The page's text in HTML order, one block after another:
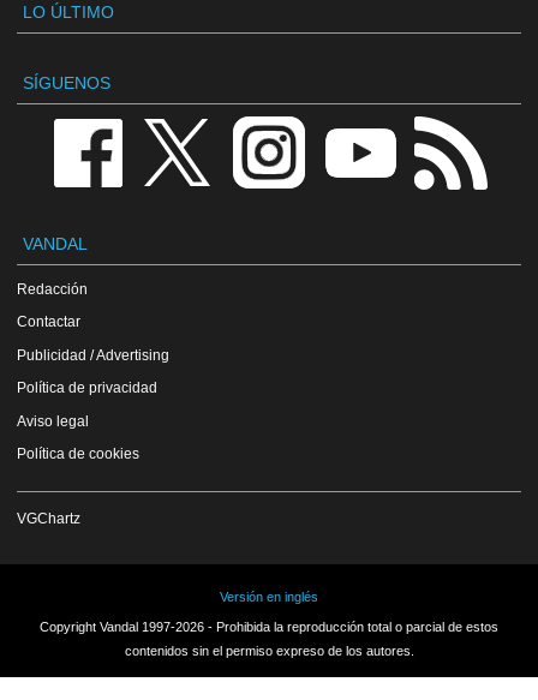
LO ÚLTIMO
SÍGUENOS
VANDAL
Redacción
Contactar
Publicidad / Advertising
Política de privacidad
Aviso legal
Política de cookies
VGChartz
Versión en inglés
Copyright Vandal 1997-2026 - Prohibida la reproducción total o parcial de estos
contenidos sin el permiso expreso de los autores.